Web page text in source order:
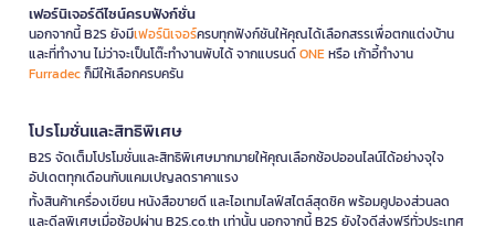
เฟอร์นิเจอร์ดีไซน์ครบฟังก์ชั่น
นอกจากนี้ B2S ยังมีเฟอร์นิเจอร์ครบทุกฟังก์ชันให้คุณได้เลือกสรรเพื่อตกแต่งบ้าน
และที่ทำงาน ไม่ว่าจะเป็นโต๊ะทำงานพับได้ จากแบรนด์ONEหรือ เก้าอี้ทำงาน
Furradecก็มีให้เลือกครบครัน
โปรโมชั่นและสิทธิพิเศษ
B2S จัดเต็มโปรโมชั่นและสิทธิพิเศษมากมายให้คุณเลือกช้อปออนไลน์ได้อย่างจุใจ
อัปเดตทุกเดือนกับแคมเปญลดราคาแรง
ทั้งสินค้าเครื่องเขียน หนังสือขายดี และไอเทมไลฟ์สไตล์สุดชิค พร้อมคูปองส่วนลด
และดีลพิเศษเมื่อช้อปผ่าน B2S.co.th เท่านั้น นอกจากนี้ B2S ยังใจดีส่งฟรีทั่วประเทศ